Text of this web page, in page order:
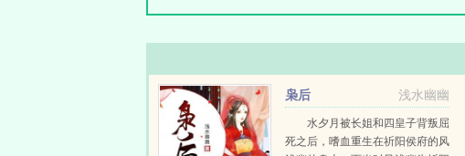
浅水幽幽
枭后
水夕月被长姐和四皇子背叛屈
死之后，嗜血重生在祈阳侯府的风